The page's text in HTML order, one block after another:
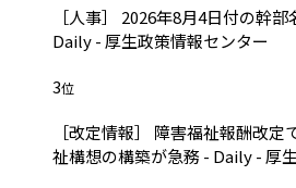
［人事］ 2026年8月4日付の幹
Daily - 厚生政策情報センター
3位
［改定情報］ 障害福祉報酬改
祉構想の構築が急務 - Daily - 厚